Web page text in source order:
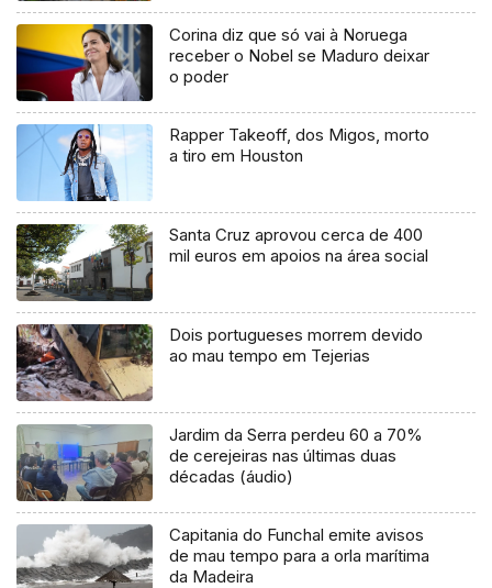
Corina diz que só vai à Noruega
receber o Nobel se Maduro deixar
o poder
Rapper Takeoff, dos Migos, morto
a tiro em Houston
Santa Cruz aprovou cerca de 400
mil euros em apoios na área social
Dois portugueses morrem devido
ao mau tempo em Tejerias
Jardim da Serra perdeu 60 a 70%
de cerejeiras nas últimas duas
décadas (áudio)
Capitania do Funchal emite avisos
de mau tempo para a orla marítima
da Madeira